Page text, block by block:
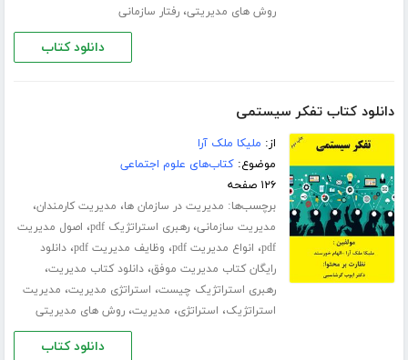
روش های مدیریتی،رفتار سازمانی
دانلود کتاب
دانلود کتاب تفکر سیستمی
از: ملیکا ملک آرا
موضوع:کتاب‌های علوم اجتماعی
۱۲۶ صفحه
برچسب‌ها: مدیریت در سازمان ها، مدیریت کارمندان،
مدیریت سازمانی،رهبری استراتژیک pdf ، اصول مدیریت
pdf، انواع مدیریت pdf ، وظایف مدیریت pdf ،دانلود
رایگان کتاب مدیریت موفق،دانلود کتاب مدیریت،
رهبری استراتژیک چیست، استراتژی مدیریت، مدیریت
استراتژیک، استراتژی، مدیریت،روش های مدیریتی
دانلود کتاب